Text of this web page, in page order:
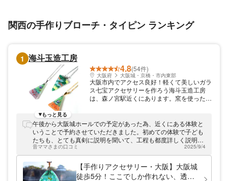
関西の手作りブローチ・タイピン ランキング
1 海斗玉造工房
4.8(54件)
大阪府 大阪城・京橋・市内東部
大阪市内でアクセス良好！軽くて美しいガラ
ス七宝アクセサリーを作ろう海斗玉造工房
は、森ノ宮駅近くにあります。窯を使った
んで作ります。普通の七宝焼きにはない透明
感と軽さが魅力です。ガラス七宝で存在感抜
群のアクセサリーを作ってみませんか？
もっと見る
午後から大阪城ホールでの予定があった為、近くにある体験と
いうことで予約させていただきました。初めての体験で子ども
たちも、とても真剣に説明を聞いて、工程も都度詳しく説明し
ていただき、良い想い出になりました！作品が届くのを楽しみ
にしてます。ありがとうございました。
音ママさまの口コミ 2025/9/4
【手作りアクセサリー・大阪】大阪城
徒歩5分！ここでしか作れない、透明